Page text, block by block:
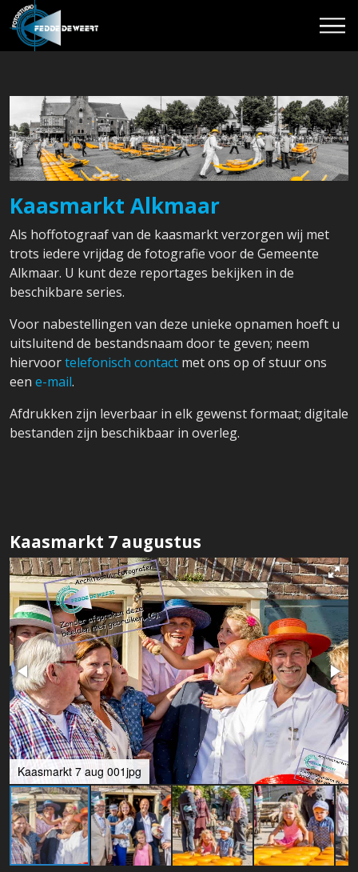
Kaasmarkt Alkmaar
Als hoffotograaf van de kaasmarkt verzorgen wij met
trots iedere vrijdag de fotografie voor de Gemeente
Alkmaar. U kunt deze reportages bekijken in de
beschikbare series.
Voor nabestellingen van deze unieke opnamen hoeft u
uitsluitend de bestandsnaam door te geven; neem
hiervoortelefonisch contact met ons op of stuur ons
een e-mail.
Afdrukken zijn leverbaar in elk gewenst formaat; digitale
bestanden zijn beschikbaar in overleg.
Kaasmarkt 7 augustus
Kaasmarkt 7 aug 001jpg